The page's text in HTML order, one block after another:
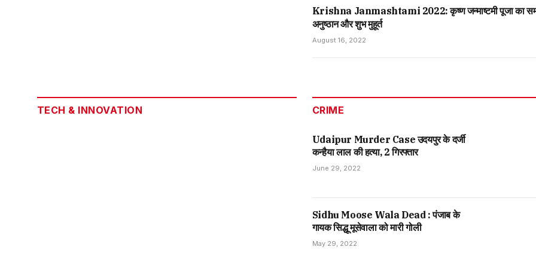
Krishna Janmashtami 2022: कृष्ण जन्माष्टमी पूजा का
अनुष्ठान और शुभ मुहूर्त
August 16, 2022
TECH & INNOVATION CRIME
Udaipur Murder Case उदयपुर के दर्जी
कन्हैया लाल की हत्या, 2 गिरफ्तार
June 29, 2022
Sidhu Moose Wala Dead : पंजाब के
गायक सिद्धू मूसेवाला को मारी गोली
May 29, 2022